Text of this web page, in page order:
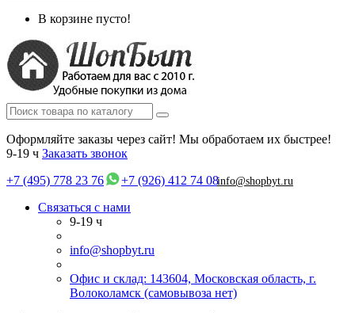
В корзине пусто!
Оформляйте заказы через сайт! Мы обработаем их быстрее!
9-19 ч Заказать звонок
+7 (495) 778 23 76
+7 (926) 412 74 08info@shopbyt.ru
Связаться с нами
9-19 ч
info@shopbyt.ru
Офис и склад: 143604, Московская область, г.
Волоколамск (самовывоза нет)